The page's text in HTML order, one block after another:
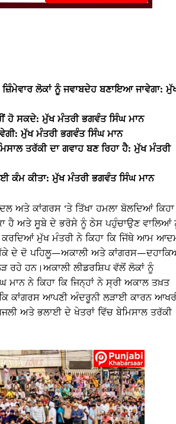
ਲੋਕਾਂ ਨੂੰ ਜਵਾਬਦੇਹ ਬਣਾਇਆ ਜਾਵੇਗਾ:
ਹੋ ਸਕਦੇ: ਮੁੱਖ ਮੰਤਰੀ ਭਗਵੰਤ ਸਿੰਘ ਮਾਨ
ਮੁੱਖ ਮੰਤਰੀ ਭਗਵੰਤ ਸਿੰਘ ਮਾਨ
ਤਰੱਕੀ ਦਾ ਗਵਾਹ ਬਣ ਰਿਹਾ ਹੈ: ਮੁੱਖ ਮੰਤਰੀ
ਕੰਮ ਕੀਤਾ: ਮੁੱਖ ਮੰਤਰੀ ਭਗਵੰਤ ਸਿੰਘ ਮਾਨ
ਅਤੇ ਕਾਂਗਰਸ ‘ਤੇ ਤਿੱਖਾ ਹਮਲਾ ਬੋਲਦਿਆਂ ਕਿਹਾ
ਹੈ ਅਤੇ ਸੂਬੇ ਦੇ ਭਰੋਸੇ ਨੂੰ ਠੇਸ ਪਹੁੰਚਾਉਣ ਵਾਲਿਆਂ
ਕਰਦਿਆਂ ਮੁੱਖ ਮੰਤਰੀ ਨੇ ਕਿਹਾ ਕਿ ਜਿੱਥੇ ਆਮ
ਦੇ ਦੋ ਪਹਿਲੂ—ਅਕਾਲੀ ਅਤੇ
ਰਹੇ ਹਨ।ਅਕਾਲੀ ਲੀਡਰਸ਼ਿਪ ਵੱਲੋਂ ਲੋਕਾਂ ਨੂੰ
ਨੇ ਕਿਹਾ ਕਿ ਜਿਨ੍ਹਾਂ ਨੇ ਸ੍ਰੀ ਅਕਾਲ ਤਖ਼ਤ
ਕਾਂਗਰਸ ਆਪਣੀ ਅੰਦਰੂਨੀ ਲੜਾਈ ਕਾਰਨ
ਅਤੇ ਭਲਾਈ ਦੇ ਖੇਤਰਾਂ ਵਿੱਚ ਬੇਮਿਸਾਲ ਤਰੱਕੀ